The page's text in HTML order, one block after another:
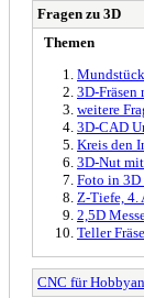
Fragen zu 3D
Themen
3D-Fräsen
weitere
3D-CAD
Kreis den
3D-Nut
Foto in 3D
Z-Tiefe, 4.
2,5D
Teller
CNC für